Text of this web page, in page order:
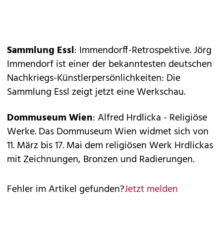
Sammlung Essl: Immendorff-Retrospektive. Jörg
Immendorf ist einer der bekanntesten deutschen
Nachkriegs-Künstlerpersönlichkeiten: Die
Sammlung Essl zeigt jetzt eine Werkschau.
Dommuseum Wien: Alfred Hrdlicka - Religiöse
Werke. Das Dommuseum Wien widmet sich von
11. März bis 17. Mai dem religiösen Werk Hrdlickas
mit Zeichnungen, Bronzen und Radierungen.
Fehler im Artikel gefunden?Jetzt melden